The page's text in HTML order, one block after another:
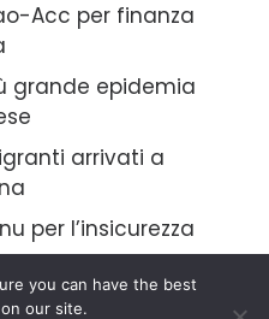
Acc per finanza
grande epidemia
arrivati a
per l’insicurezza
you can have the best
our site.